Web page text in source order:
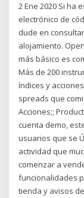
2 Ene 2020 Si ha
electrónico de
dude en
alojamiento.
más básico es
Más de 200
índices y
spreads que
Acciones;;
cuenta demo,
usuarios que se
actividad que
comenzar a
funcionalidades
tienda y avisos